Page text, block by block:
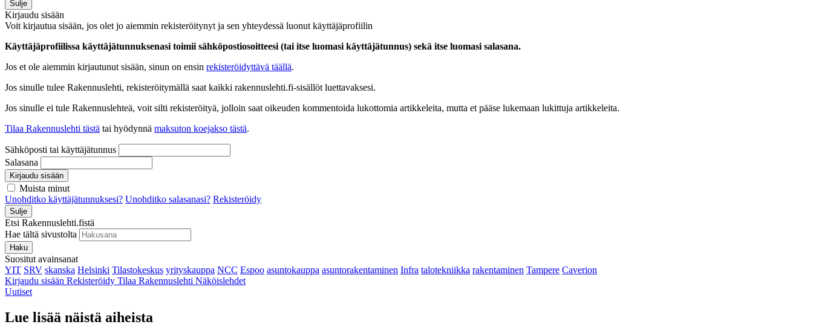
Sulje
Kirjaudu sisään
Voit kirjautua sisään, jos olet jo aiemmin rekisteröitynyt ja sen yhteydessä luonut käyttäjäprofiilin
Käyttäjäprofiilissa käyttäjätunnuksenasi toimii sähköpostiosoitteesi (tai itse luomasi käyttäjätunnus) sekä itse luomasi salasana.
Jos et ole aiemmin kirjautunut sisään, sinun on ensin rekisteröidyttävä täällä.
Jos sinulle tulee Rakennuslehti, rekisteröitymällä saat kaikki rakennuslehti.fi-sisällöt luettavaksesi.
Jos sinulle ei tule Rakennuslehteä, voit silti rekisteröityä, jolloin saat oikeuden kommentoida lukottomia artikkeleita, mutta et pääse lukemaan lukittuja artikkeleita.
Tilaa Rakennuslehti tästä tai hyödynnä maksuton koejakso tästä.
Sähköposti tai käyttäjätunnus
Salasana
Kirjaudu sisään
Muista minut
Unohditko käyttäjätunnuksesi? Unohditko salasanasi? Rekisteröidy
Sulje
Etsi Rakennuslehti.fistä
Hae tältä sivustolta
Haku
Suositut avainsanat
YIT SRV skanska Helsinki Tilastokeskus yrityskauppa NCC Espoo asuntokauppa asuntorakentaminen Infra talotekniikka rakentaminen Tampere Caverion
Kirjaudu sisään Rekisteröidy Tilaa Rakennuslehti Näköislehdet
Uutiset
Lue lisää näistä aiheista